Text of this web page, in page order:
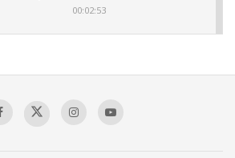
00:02:53
Sagar